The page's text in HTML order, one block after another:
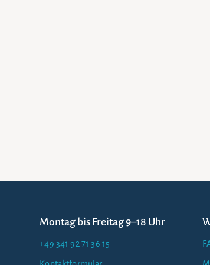
Montag bis Freitag 9–18 Uhr
+49 341 92 71 36 15